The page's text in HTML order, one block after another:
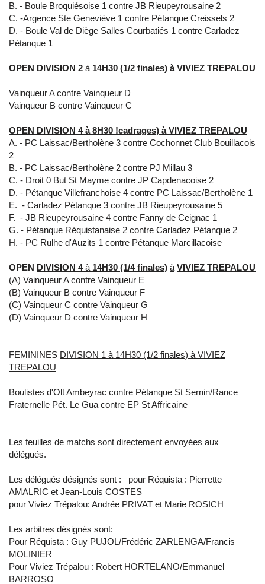
- Boule Broquiésoise 1 contre JB Rieupeyrousaine 2
-Argence Ste Geneviève 1 contre Pétanque Creissels 2
- Boule Val de Diège Salles Courbatiés 1 contre Carladez
Pétanque 1
OPEN DIVISION 2 à 14H30 (1/2 finales) à VIVIEZ TREPALOU
Vainqueur A contre Vainqueur D
Vainqueur B contre Vainqueur C
OPEN DIVISION 4à8H30 !cadrages) àVIVIEZ TREPALOU
- PC Laissac/Bertholène 3 contre Cochonnet Club Bouillacois
2
- PC Laissac/Bertholène 2 contre PJ Millau 3
- Droit 0 But St Mayme contre JP Capdenacoise 2
- Pétanque Villefranchoise 4 contre PC Laissac/Bertholène 1
- Carladez Pétanque 3 contre JB Rieupeyrousaine 5
- JB Rieupeyrousaine 4 contre Fanny de Ceignac 1
- Pétanque Réquistanaise 2 contre Carladez Pétanque 2
- PC Rulhe d'Auzits 1 contre Pétanque Marcillacoise
OPEN DIVISION 4à 14H30 (1/4 finales) à VIVIEZ TREPALOU
(A) Vainqueur A contre Vainqueur E
(B) Vainqueur B contre Vainqueur F
(C) Vainqueur C contre Vainqueur G
(D) Vainqueur D contre Vainqueur H
FEMININES DIVISION 1 à 14H30 (1/2 finales) à VIVIEZ
TREPALOU
Boulistes d'Olt Ambeyrac contre Pétanque St Sernin/Rance
Fraternelle Pét. Le Gua contre EP St Affricaine
Les feuilles de matchs sont directement envoyées aux
délégués.
Les délégués désignés sont : pour Réquista : Pierrette
AMALRIC et Jean-Louis COSTES
pour Viviez Trépalou: Andrée PRIVAT et Marie ROSICH
Les arbitres désignés sont:
Pour Réquista : Guy PUJOL/Frédéric ZARLENGA/Francis
MOLINIER
Pour Viviez Trépalou : Robert HORTELANO/Emmanuel
BARROSO